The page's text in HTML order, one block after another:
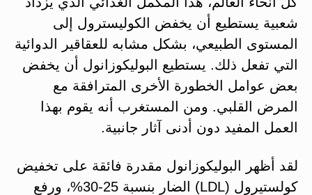
شعبية يستطيع أن يخفض الكوليسترول إلى
المستوى الطبيعي، بشكل مشابه للعقاقير الدوائية
التي تفعل ذلك. يستطيع البوليكوزانول أن يخفض
بعض عوامل الخطورة الأخرى المترافقة مع
المرض القلبي. ومن المستغرب أنه يقوم بهذا
العمل المفيد دون أدنى آثار جانبية.
لقد أظهر البوليكوزانول مقدرة فائقة على تخفيض
كولستيرول (LDL) الضار بنسبة 25-30%، ورفع